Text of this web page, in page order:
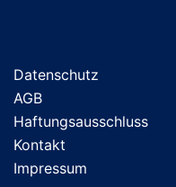
Datenschutz
AGB
Haftungsausschluss
Kontakt
Impressum